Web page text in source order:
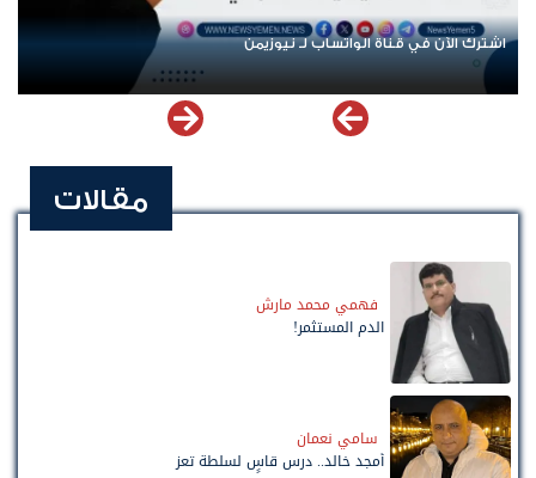
اشترك الآن في قناة الواتساب لـ نيوزيمن
مقالات
فهمي محمد مارش
الدم المستثمر!
سامي نعمان
أمجد خالد.. درس قاسٍ لسلطة تعز